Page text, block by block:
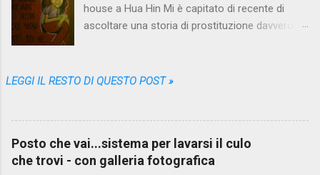
house a Hua Hin Mi è capitato di recente di
ascoltare una storia di prostituzione davvero
genere, che nei vari mesi trascorsi lì me ne ha
questa non l'avevo mai sentita. Il protagonista
anonimo, un puttaniere italiano in età avanzata
LEGGI IL RESTO DI QUESTO POST »
Posto che vai...sistema per lavarsi il culo
che trovi - con galleria fotografica